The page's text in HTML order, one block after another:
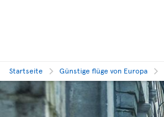
Startseite Günstige flüge von Europa